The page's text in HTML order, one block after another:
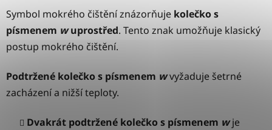
Symbol mokrého čištění znázorňuje kolečko s
písmenem wuprostřed. Tento znak umožňuje klasický
postup mokrého čištění.
Podtržené kolečko s písmenem wvyžaduje šetrné
zacházení a nižší teploty.
Dvakrát podtržené kolečko s písmenem w je